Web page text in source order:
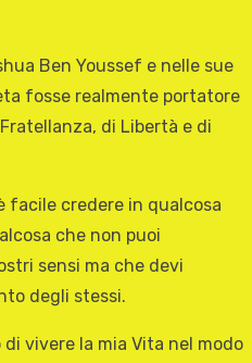
Ben Youssef e nelle sue
fosse realmente portatore
di Libertà e di
facile credere in qualcosa
che non puoi
sensi ma che devi
degli stessi.
vivere la mia Vita nel modo